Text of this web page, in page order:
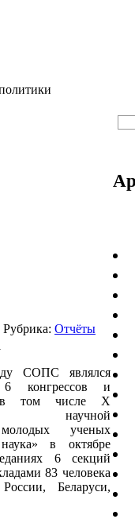
Рубрика: Отчёты
СОПС являлся
6 конгрессов и
в том числе X
научной
ученых
наука» в октябре
6 секций
83 человека
Беларуси,